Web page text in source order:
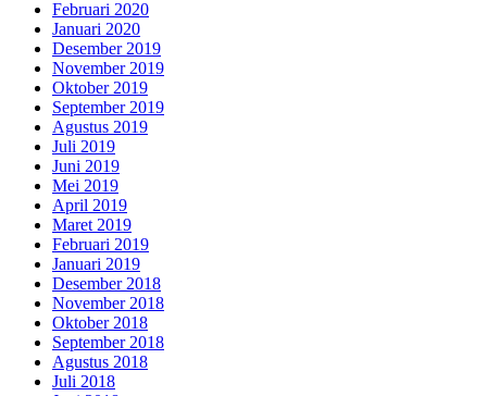
Februari 2020
Januari 2020
Desember 2019
November 2019
Oktober 2019
September 2019
Agustus 2019
Juli 2019
Juni 2019
Mei 2019
April 2019
Maret 2019
Februari 2019
Januari 2019
Desember 2018
November 2018
Oktober 2018
September 2018
Agustus 2018
Juli 2018